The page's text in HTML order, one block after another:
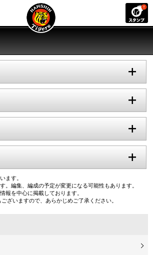
ます。
。編集、編成の予定が変更になる可能性もあります。
報を中心に掲載しております。
ざいますので、あらかじめご了承ください。